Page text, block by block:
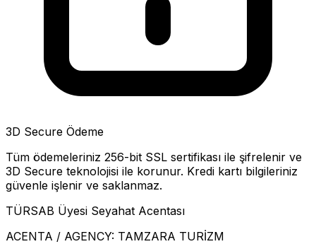
3D Secure Ödeme
Tüm ödemeleriniz 256-bit SSL sertifikası ile şifrelenir ve
3D Secure teknolojisi ile korunur. Kredi kartı bilgileriniz
güvenle işlenir ve saklanmaz.
TÜRSAB Üyesi Seyahat Acentası
ACENTA / AGENCY: TAMZARA TURİZM